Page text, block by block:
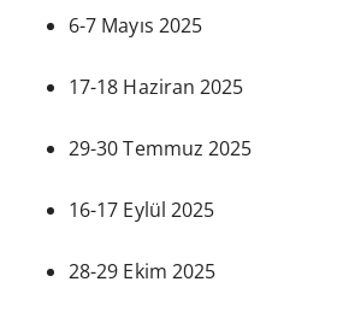
6-7 Mayıs 2025
17-18 Haziran 2025
29-30 Temmuz 2025
16-17 Eylül 2025
28-29 Ekim 2025